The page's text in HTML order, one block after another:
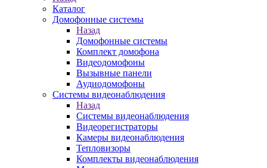
Каталог
Домофонные системы
Назад
Домофонные системы
Комплект домофона
Видеодомофоны
Вызывные панели
Аудиодомофоны
Системы видеонаблюдения
Назад
Системы видеонаблюдения
Видеорегистраторы
Камеры видеонаблюдения
Тепловизоры
Комплекты видеонаблюдения